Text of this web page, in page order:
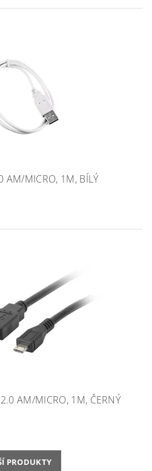
AM/MICRO, 1M, BÍLÝ
AM/MICRO, 1M, ČERNÝ
PRODUKTY